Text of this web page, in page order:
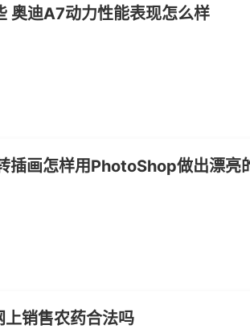
奥迪A7动力性能表现怎么样
插画怎样用PhotoShop做出漂亮
上销售农药合法吗